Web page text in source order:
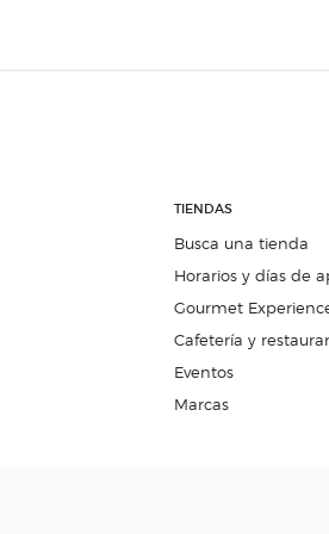
TIENDAS
Busca una tienda
Horarios y días de
Gourmet
Cafetería y
Eventos
Marcas